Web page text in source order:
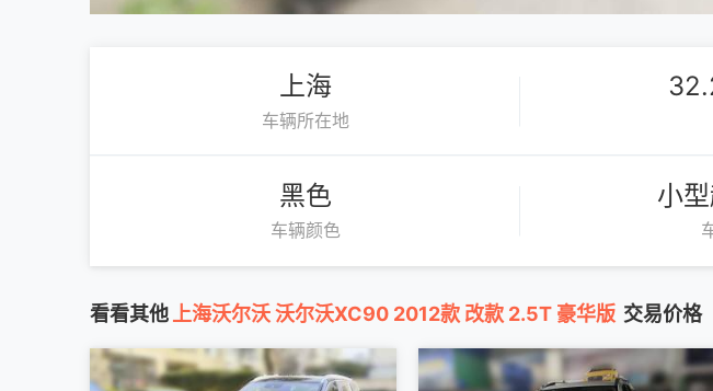
上海
车辆所在地
黑色
车辆颜色
小
看看其他 上海沃尔沃 沃尔沃XC90 2012款 改款 2.5T 豪华版 交易价格